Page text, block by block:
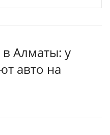
Алматы: у
авто на